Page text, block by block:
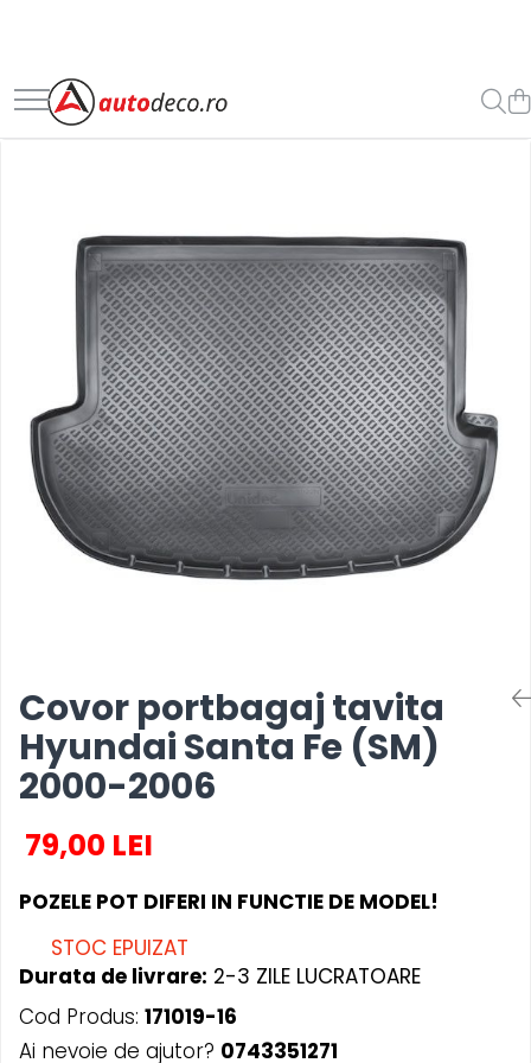
Toate Produsele
STICKERE AUTO
CHEVROLET
FORD
HONDA
HYUNDAI
KIA
MAZDA
MERCEDES
SEAT
SKODA
VOLKSWAGEN
VOLVO
STALPI MARCI AUTO
STICKERE STALPI SI GEAM MIC
STICKERE CAMUFLAJ
STICKERE PENTRU FIRME
Covor portbagaj tavita
Hyundai Santa Fe (SM)
2000-2006
79,00 LEI
POZELE POT DIFERI IN FUNCTIE DE MODEL!
STOC EPUIZAT
Durata de livrare: 2-3 ZILE LUCRATOARE
Cod Produs: 171019-16
Ai nevoie de ajutor? 0743351271